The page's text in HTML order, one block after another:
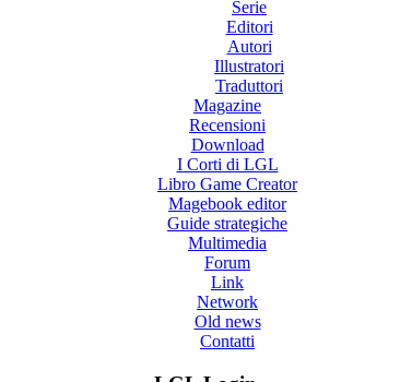
Serie
Editori
Autori
Illustratori
Traduttori
Magazine
Recensioni
Download
I Corti di LGL
Libro Game Creator
Magebook editor
Guide strategiche
Multimedia
Forum
Link
Network
Old news
Contatti